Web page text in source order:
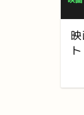
ト